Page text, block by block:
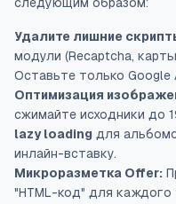
Удалите лишние
модули (Recaptcha,
Оставьте только Google
Оптимизация
сжимайте исходники до
lazy loading для
инлайн-вставку.
Микроразметка Offer:
"HTML-код" для каждого